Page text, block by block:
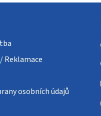
Reklamace
osobních údajů